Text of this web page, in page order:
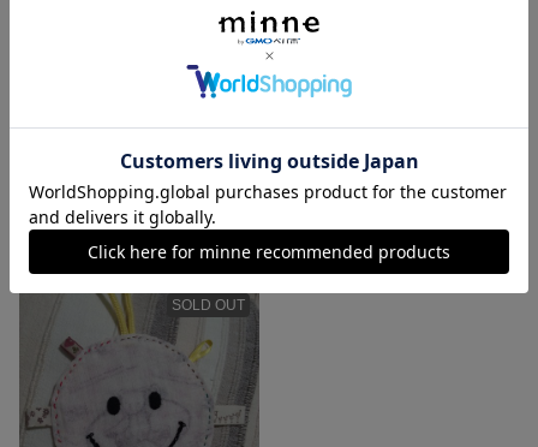
赤ちゃんのおもちゃパリパリかしゃかしゃ④
展示中
赤ちゃんのおもちゃパリパリかしゃかしゃ③
SOLD OUT